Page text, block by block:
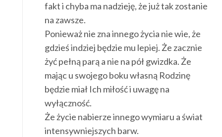
fakt i chyba ma nadzieję, że już tak zostanie
na zawsze.
Ponieważ nie zna innego życia nie wie, że
gdzieś indziej będzie mu lepiej. Że zacznie
żyć pełną parą a nie na pół gwizdka. Że
mając u swojego boku własną Rodzinę
będzie miał Ich miłość i uwagę na
wyłączność.
Że życie nabierze innego wymiaru a świat
intensywniejszych barw.